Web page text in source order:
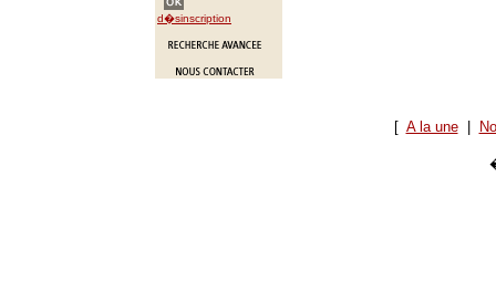
d�sinscription
[ A la une|